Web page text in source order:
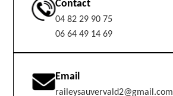
Contact
04 82 29 90 75
06 64 49 14 69
Email
raileysauvervald2@gmail.com